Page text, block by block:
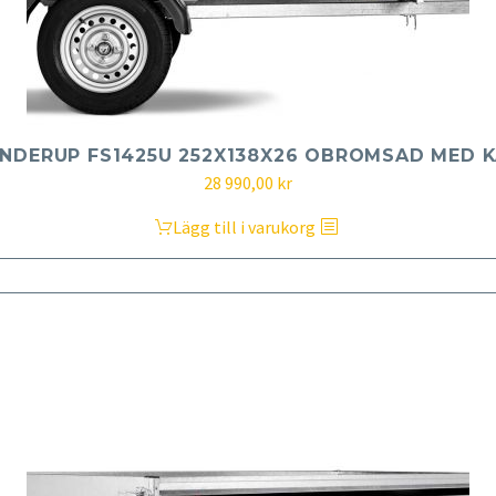
FS1425U 252X138X26 OBROMSAD MED
28 990,00 kr
Lägg till i varukorg